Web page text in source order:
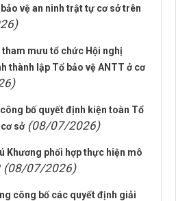
vệ an ninh trật tự cơ sở trên
tham mưu tổ chức Hội nghị
thành lập Tổ bảo vệ ANTT ở cơ
bố quyết định kiện toàn Tổ
sở (08/07/2026)
Khương phối hợp thực hiện mô
(08/07/2026)
công bố các quyết định giải